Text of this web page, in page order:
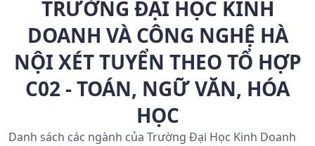
TRƯỜNG ĐẠI HỌC KINH
DOANH VÀ CÔNG NGHỆ HÀ
NỘI XÉT TUYỂN THEO TỔ HỢP
C02 - TOÁN, NGỮ VĂN, HÓA
HỌC
Danh sách các ngành của Trường Đại Học Kinh Doanh